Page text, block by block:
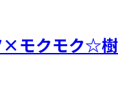
×モクモク☆